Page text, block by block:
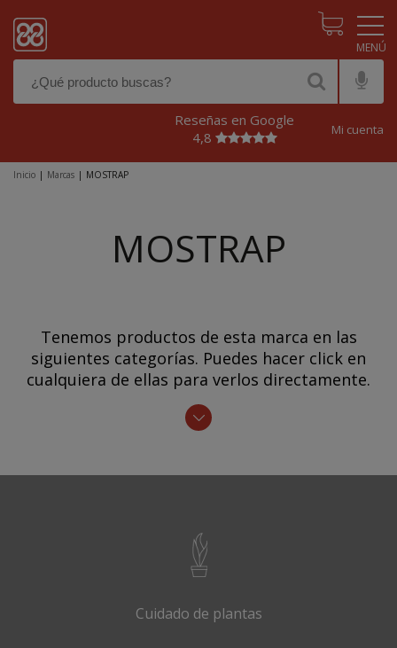
Reseñas en Google
4,8
Mi cuenta
Inicio | Marcas | MOSTRAP
MOSTRAP
Tenemos productos de esta marca en las
siguientes categorías. Puedes hacer click en
cualquiera de ellas para verlos directamente.
Cuidado de plantas